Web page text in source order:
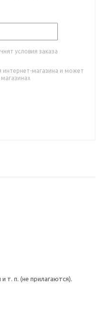
условия заказа
интернет-магазина и может
т. п. (не прилагаются).